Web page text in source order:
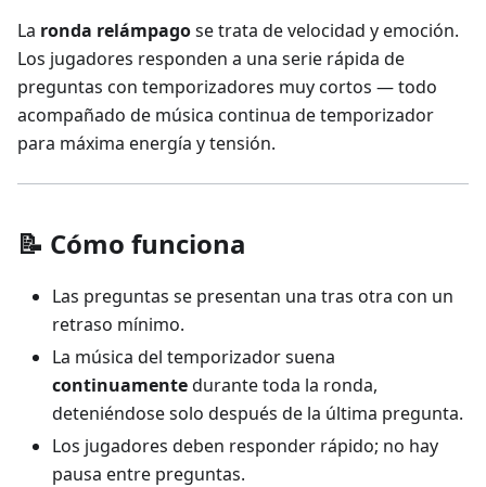
La ronda relámpagose trata de velocidad y emoción.
Los jugadores responden a una serie rápida de
preguntas con temporizadores muy cortos — todo
acompañado de música continua de temporizador
para máxima energía y tensión.
📝 Cómo funciona
Las preguntas se presentan una tras otra con un
retraso mínimo.
La música del temporizador suena
continuamentedurante toda la ronda,
deteniéndose solo después de la última pregunta.
Los jugadores deben responder rápido; no hay
pausa entre preguntas.